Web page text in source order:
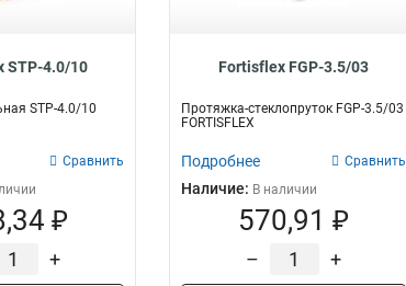
STP-4.0/10
STP-4.0/10
Сравнить
₽
+
Fortisflex FGP-3.5/03
Протяжка-стеклопруток FGP-3.5/03
FORTISFLEX
Подробнее Сравнить
Наличие: В наличии
570,91 ₽
– +